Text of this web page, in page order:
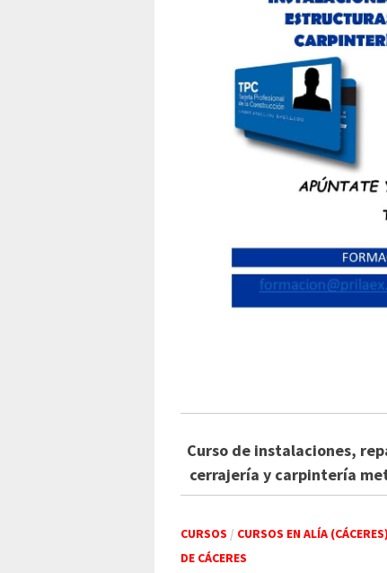
Curso de instalaciones,
cerrajería y carpintería
CURSOS / CURSOS EN ALÍA (CÁCERES)
DE CÁCERES